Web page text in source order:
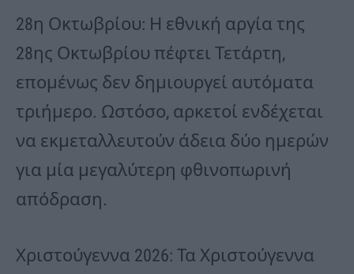
28η Οκτωβρίου: Η εθνική αργία της
28ης Οκτωβρίου πέφτει Τετάρτη,
επομένως δεν δημιουργεί αυτόματα
τριήμερο. Ωστόσο, αρκετοί ενδέχεται
να εκμεταλλευτούν άδεια δύο ημερών
για μία μεγαλύτερη φθινοπωρινή
απόδραση.
Χριστούγεννα 2026: Τα Χριστούγεννα